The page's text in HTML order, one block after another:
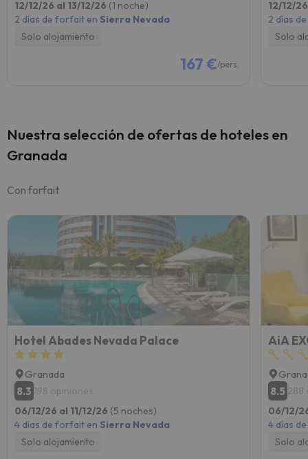
12/12/26 al 13/12/26 (1 noche)
2 días de forfait en Sierra Nevada
Solo alojamiento
167 €/pers.
12/12/
2 días
Solo
Nuestra selección de ofertas de hoteles en
Granada
Con forfait
Hotel Abades Nevada Palace
Granada
8.3 198 opiniones
06/12/26 al 11/12/26 (5 noches)
4 días de forfait en Sierra Nevada
Solo alojamiento
AiA
8.5 288
06/12/
4 días
Solo